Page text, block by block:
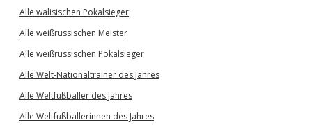
Alle walisischen Pokalsieger
Alle weißrussischen Meister
Alle weißrussischen Pokalsieger
Alle Welt-Nationaltrainer des Jahres
Alle Weltfußballer des Jahres
Alle Weltfußballerinnen des Jahres